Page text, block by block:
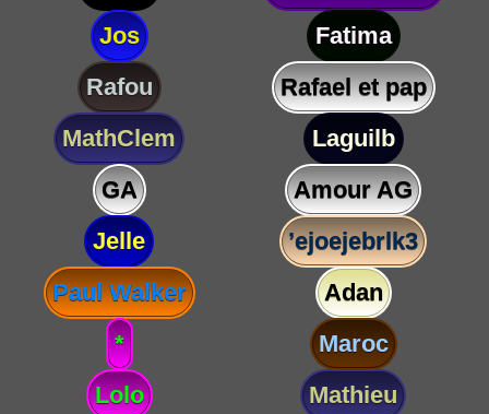
Jos
Fatima
Rafou
Rafael et pap
MathClem
Laguilb
GA
Amour AG
Jelle
’ejoejebrlk3
Paul Walker
Adan
*
Maroc
Lolo
Mathieu